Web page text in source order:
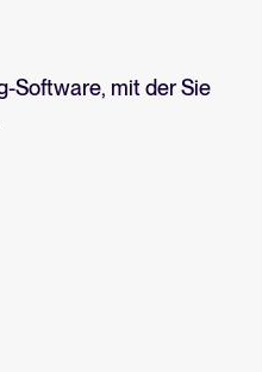
Software, mit der Sie